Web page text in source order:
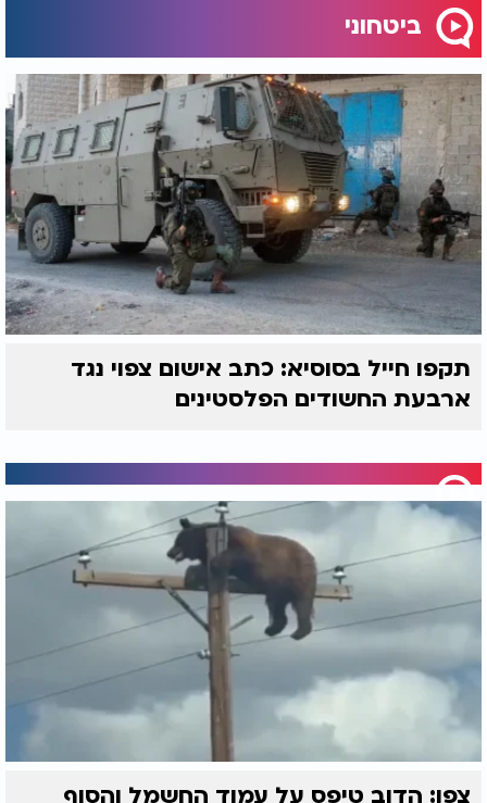
הפיגוע בנחלת בנימין מעלה שאלות רבות בנוגע
לתהליכי הסינון הביטחוני והיכולת לזהות איומים
פוטנציאליים בזמן אמת. גורמי הביטחון צפויים לבחון
מחדש את נהלי התשאול והאבחון, כדי למנוע מקרים
דומים בעתיד.
ביטחוני
תקפו חייל בסוסיא: כתב אישום צפוי נגד
ארבעת החשודים הפלסטינים
צפו: הדוב טיפס על עמוד החשמל והסוף